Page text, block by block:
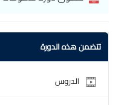
الذكي وإعداد وجبات صحية وتخطيط
معلومات غذائية فرصة لتحسين
قرارات صحية تتعلق بالتغذية.
من معرفة غذائية قيمة وتحسين
تتضمن هذه الدورة
الدروس